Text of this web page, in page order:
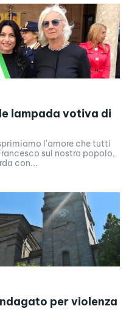
lampada votiva di
l'amore che tutti
sul nostro popolo,
con...
per violenza